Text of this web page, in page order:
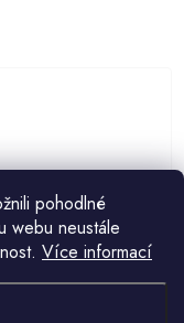
pohodlné
webu neustále
Více informací
PARISER MARKT